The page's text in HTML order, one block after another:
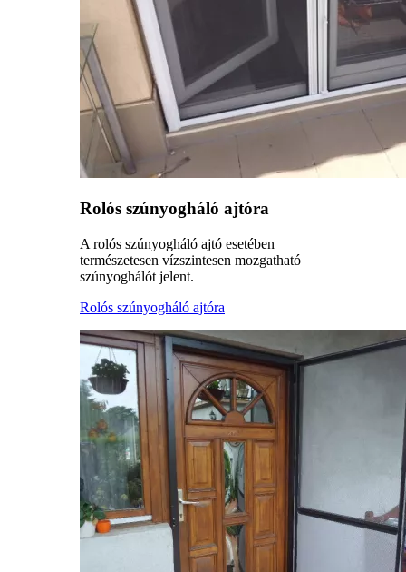
Rolós szúnyogháló ajtóra
A rolós szúnyogháló ajtó esetében
természetesen vízszintesen mozgatható
szúnyoghálót jelent.
Rolós szúnyogháló ajtóra